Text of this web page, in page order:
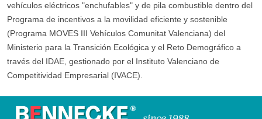
vehículos eléctricos "enchufables" y de pila combustible dentro del
Programa de incentivos a la movilidad eficiente y sostenible
(Programa MOVES III Vehículos Comunitat Valenciana) del
Ministerio para la Transición Ecológica y el Reto Demográfico a
través del IDAE, gestionado por el Instituto Valenciano de
Competitividad Empresarial (IVACE).